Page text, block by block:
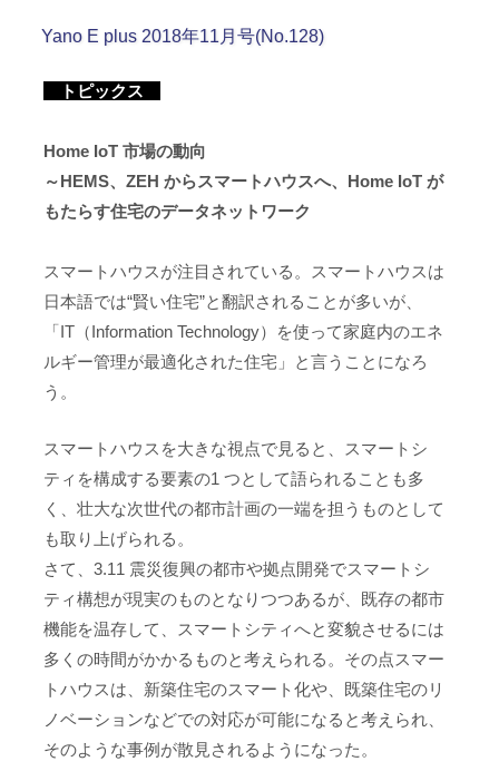
Yano E plus 2018年11月号(No.128)
トピックス
Home IoT 市場の動向
～HEMS、ZEH からスマートハウスへ、Home IoT が
もたらす住宅のデータネットワーク
スマートハウスが注目されている。スマートハウスは
日本語では“賢い住宅”と翻訳されることが多いが、
「IT（Information Technology）を使って家庭内のエネ
ルギー管理が最適化された住宅」と言うことになろ
う。
スマートハウスを大きな視点で見ると、スマートシ
ティを構成する要素の1 つとして語られることも多
く、壮大な次世代の都市計画の一端を担うものとして
も取り上げられる。
さて、3.11 震災復興の都市や拠点開発でスマートシ
ティ構想が現実のものとなりつつあるが、既存の都市
機能を温存して、スマートシティへと変貌させるには
多くの時間がかかるものと考えられる。その点スマー
トハウスは、新築住宅のスマート化や、既築住宅のリ
ノベーションなどでの対応が可能になると考えられ、
そのような事例が散見されるようになった。